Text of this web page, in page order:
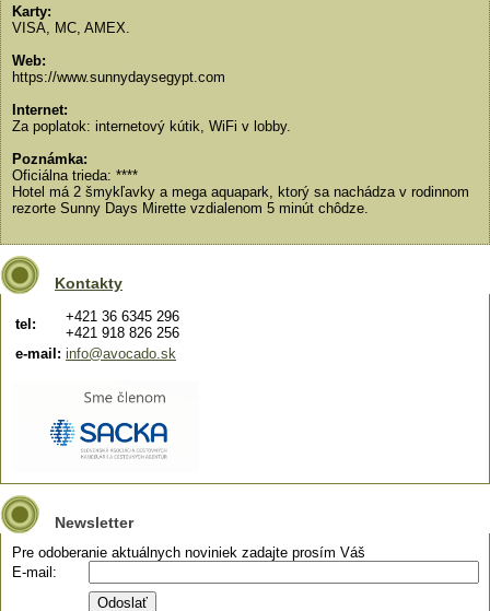
Karty:
VISA, MC, AMEX.
Web:
https://www.sunnydaysegypt.com
Internet:
Za poplatok: internetový kútik, WiFi v lobby.
Poznámka:
Oficiálna trieda: ****
Hotel má 2 šmykľavky a mega aquapark, ktorý sa nachádza v rodinnom
rezorte Sunny Days Mirette vzdialenom 5 minút chôdze.
Kontakty
tel:
+421 36 6345 296
+421 918 826 256
e-mail: info@avocado.sk
Newsletter
Pre odoberanie aktuálnych noviniek zadajte prosím Váš
E-mail: